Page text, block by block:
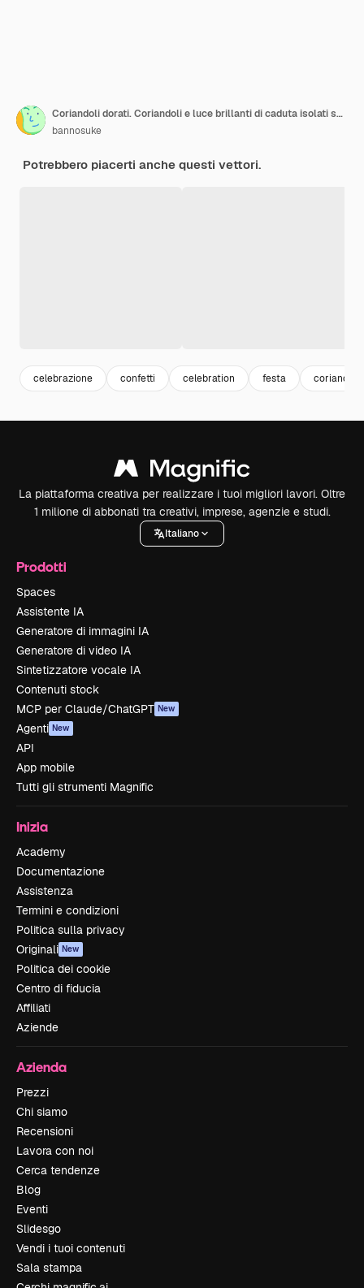
Coriandoli dorati. Coriandoli e luce brillanti di caduta isolati su fondo bianco.
bannosuke
Potrebbero piacerti anche questi vettori.
celebrazione confetti celebration festa coriandoli
La piattaforma creativa per realizzare i tuoi migliori lavori. Oltre
1 milione di abbonati tra creativi, imprese, agenzie e studi.
Italiano
Prodotti
Spaces
Assistente IA
Generatore di immagini IA
Generatore di video IA
Sintetizzatore vocale IA
Contenuti stock
MCP per Claude/ChatGPT New
Agenti New
API
App mobile
Tutti gli strumenti Magnific
Inizia
Academy
Documentazione
Assistenza
Termini e condizioni
Politica sulla privacy
Originali New
Politica dei cookie
Centro di fiducia
Affiliati
Aziende
Azienda
Prezzi
Chi siamo
Recensioni
Lavora con noi
Cerca tendenze
Blog
Eventi
Slidesgo
Vendi i tuoi contenuti
Sala stampa